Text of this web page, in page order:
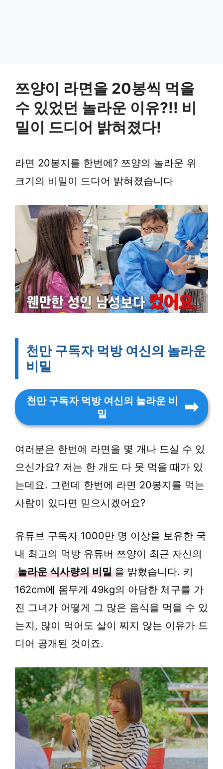
쯔양이 라면을 20봉씩 먹을
수 있었던 놀라운 이유?!! 비
밀이 드디어 밝혀졌다!
라면 20봉지를 한번에? 쯔양의 놀라운 위
크기의 비밀이 드디어 밝혀졌습니다
천만 구독자 먹방 여신의 놀라운
비밀
천만 구독자 먹방 여신의 놀라운 비
밀
여러분은 한번에 라면을 몇 개나 드실 수 있
으신가요? 저는 한 개도 다 못 먹을 때가 있
는데요. 그런데 한번에 라면 20봉지를 먹는
사람이 있다면 믿으시겠어요?
유튜브 구독자 1000만 명 이상을 보유한 국
내 최고의 먹방 유튜버 쯔양이 최근 자신의
놀라운 식사량의 비밀 을 밝혔습니다. 키
162cm에 몸무게 49kg의 아담한 체구를 가
진 그녀가 어떻게 그 많은 음식을 먹을 수 있
는지, 많이 먹어도 살이 찌지 않는 이유가 드
디어 공개된 것이죠.